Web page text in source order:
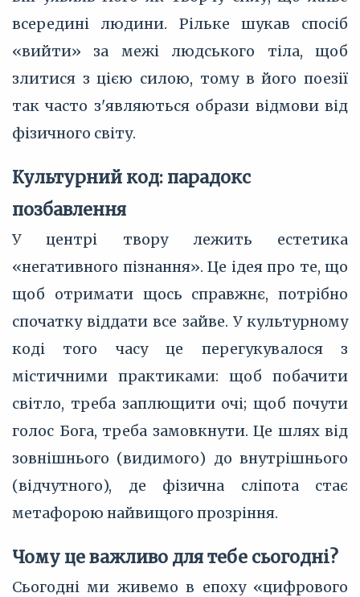
всередині людини. Рільке шукав спосіб
«вийти» за межі людського тіла, щоб
злитися з цією силою, тому в його поезії
так часто з'являються образи відмови від
фізичного світу.
Культурний код: парадокс
позбавлення
У центрі твору лежить естетика
«негативного пізнання». Це ідея про те, що
щоб отримати щось справжнє, потрібно
спочатку віддати все зайве. У культурному
коді того часу це перегукувалося з
містичними практиками: щоб побачити
світло, треба заплющити очі; щоб почути
голос Бога, треба замовкнути. Це шлях від
зовнішнього (видимого) до внутрішнього
(відчутного), де фізична сліпота стає
метафорою найвищого прозріння.
Чому це важливо для тебе сьогодні?
Сьогодні ми живемо в епоху «цифрового